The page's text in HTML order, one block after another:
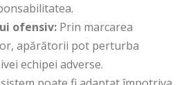
ofensiv: Prin marcarea
apărătorii pot perturba
echipei adverse.